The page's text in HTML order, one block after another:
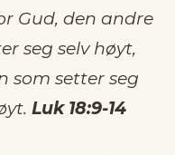
Gud, den andre
seg selv høyt,
som setter seg
Luk 18:9-14